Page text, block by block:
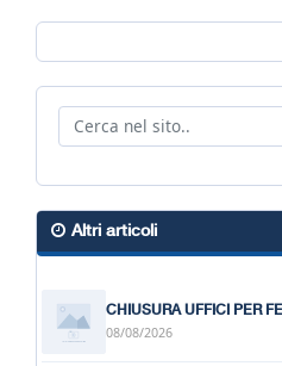
Altri articoli
CHIUSURA UFFICI PER
08/08/2026